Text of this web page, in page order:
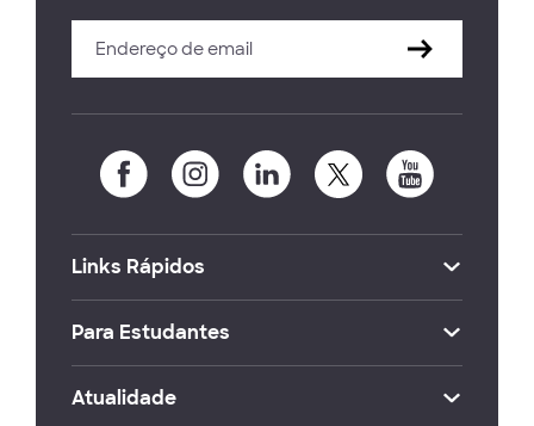
Links Rápidos
Para Estudantes
Atualidade